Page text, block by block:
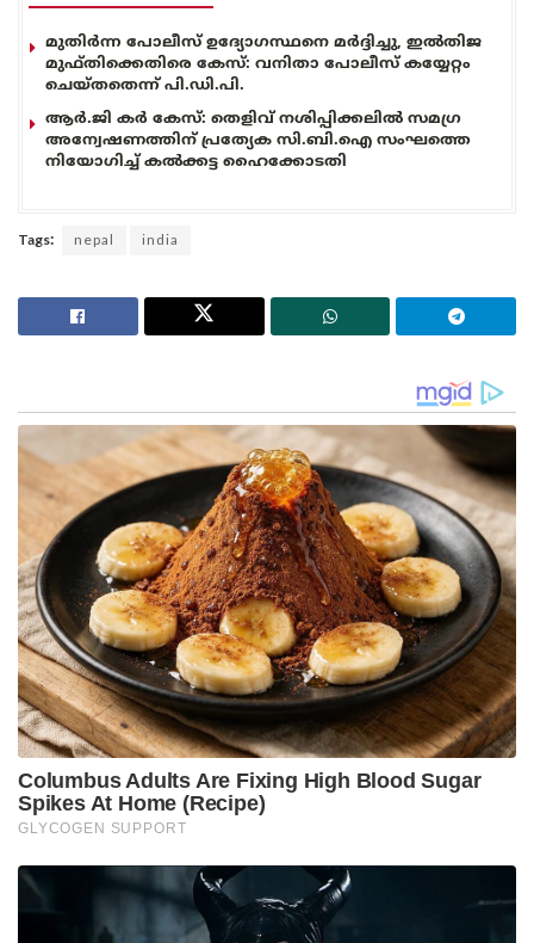
മുതിർന്ന പോലീസ് ഉദ്യോഗസ്ഥനെ മർദ്ദിച്ചു, ഇൽതിജ
മുഫ്തിക്കെതിരെ കേസ്: വനിതാ പോലീസ് കയ്യേറ്റം
ചെയ്തതെന്ന് പി.ഡി.പി.
ആർ.ജി കർ കേസ്: തെളിവ് നശിപ്പിക്കലിൽ സമഗ്ര
അന്വേഷണത്തിന് പ്രത്യേക സി.ബി.ഐ സംഘത്തെ
നിയോഗിച്ച് കൽക്കട്ട ഹൈക്കോടതി
Tags: nepal india